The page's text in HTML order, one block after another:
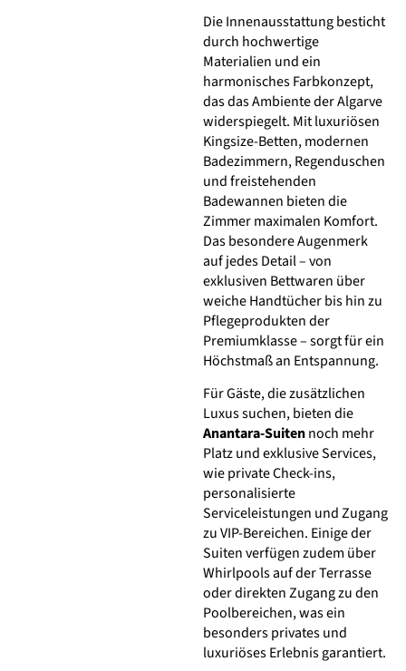
Die Innenausstattung besticht
durch hochwertige
Materialien und ein
harmonisches Farbkonzept,
das das Ambiente der Algarve
widerspiegelt. Mit luxuriösen
Kingsize-Betten, modernen
Badezimmern, Regenduschen
und freistehenden
Badewannen bieten die
Zimmer maximalen Komfort.
Das besondere Augenmerk
auf jedes Detail – von
exklusiven Bettwaren über
weiche Handtücher bis hin zu
Pflegeprodukten der
Premiumklasse – sorgt für ein
Höchstmaß an Entspannung.
Für Gäste, die zusätzlichen
Luxus suchen, bieten die
Anantara-Suitennoch mehr
Platz und exklusive Services,
wie private Check-ins,
personalisierte
Serviceleistungen und Zugang
zu VIP-Bereichen. Einige der
Suiten verfügen zudem über
Whirlpools auf der Terrasse
oder direkten Zugang zu den
Poolbereichen, was ein
besonders privates und
luxuriöses Erlebnis garantiert.